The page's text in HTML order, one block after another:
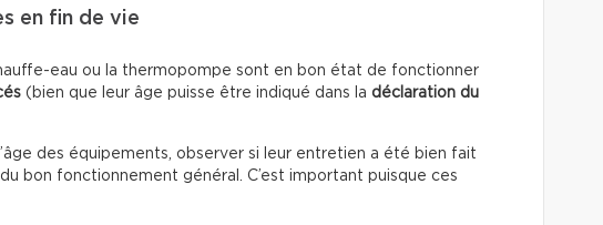
en fin de vie
eau ou la thermopompe sont en bon état de fonctionner
(bien que leur âge puisse être indiqué dans la déclaration du
des équipements, observer si leur entretien a été bien fait
bon fonctionnement général. C’est important puisque ces